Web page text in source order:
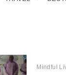
Mindful